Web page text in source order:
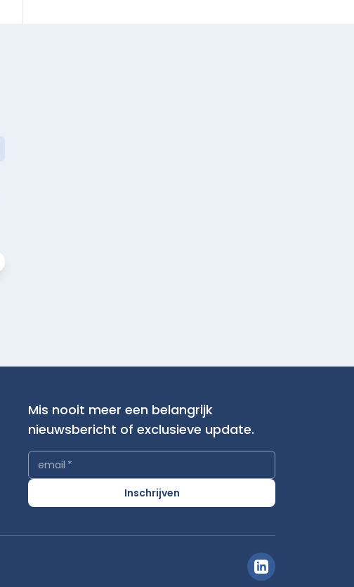
Mis nooit meer een belangrijk
nieuwsbericht of exclusieve update.
email *
Inschrijven